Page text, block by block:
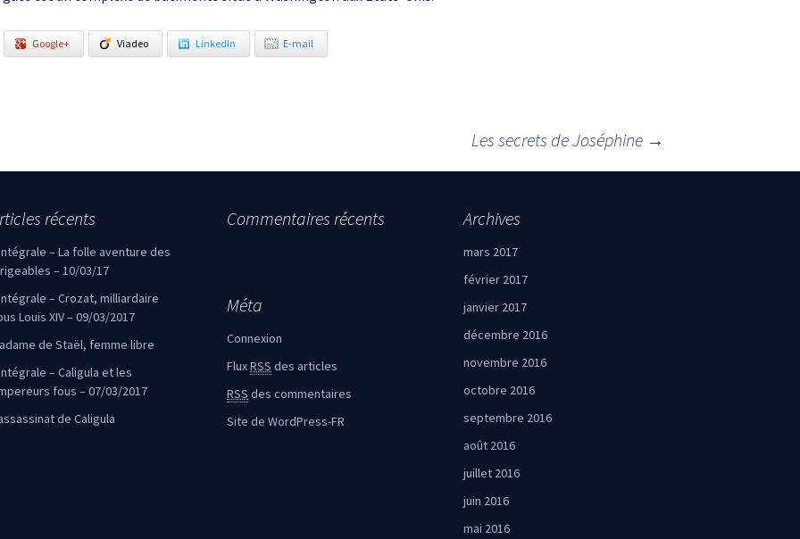
Google+ Viadeo LinkedIn E-mail
Les secrets de Joséphine →
récents
– La folle aventure des
– 10/03/17
– Crozat, milliardaire
Louis XIV – 09/03/2017
de Staël, femme libre
– Caligula et les
fous – 07/03/2017
de Caligula
Commentaires récents Archives
mars 2017
février 2017
janvier 2017
décembre 2016
novembre 2016
octobre 2016
septembre 2016
août 2016
juillet 2016
juin 2016
mai 2016
Méta
Connexion
FluxRSS des articles
RSS des commentaires
Site de WordPress-FR